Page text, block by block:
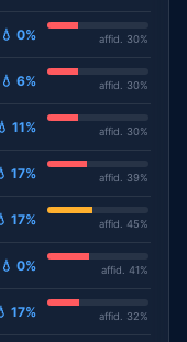
💧 0% affid. 30%
💧 6% affid. 30%
💧 11% affid. 30%
17% affid. 39%
17% affid. 45%
💧 0% affid. 41%
17% affid. 32%